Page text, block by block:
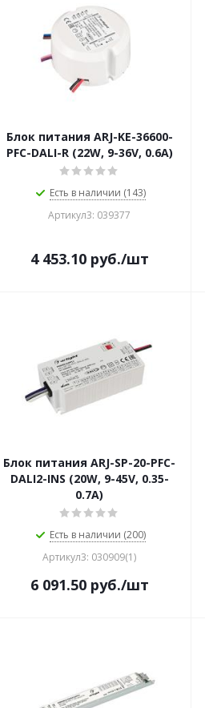
Блок питания ARJ-KE-36600-
PFC-DALI-R (22W, 9-36V, 0.6A)
Есть в наличии (143)
Артикул3: 039377
4 453.10руб./шт
Блок питания ARJ-SP-20-PFC-
DALI2-INS (20W, 9-45V, 0.35-
0.7A)
Есть в наличии (200)
Артикул3: 030909(1)
6 091.50руб./шт